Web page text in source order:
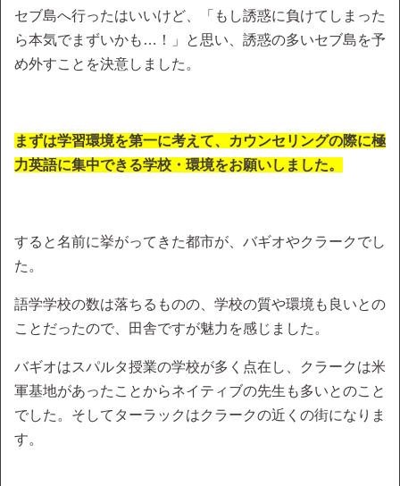
セブ島へ行ったはいいけど、「もし誘惑に負けてしまった
ら本気でまずいかも…！」と思い、誘惑の多いセブ島を予
め外すことを決意しました。
まずは学習環境を第一に考えて、カウンセリングの際に極
力英語に集中できる学校・環境をお願いしました。
すると名前に挙がってきた都市が、バギオやクラークでし
た。
語学学校の数は落ちるものの、学校の質や環境も良いとの
ことだったので、田舎ですが魅力を感じました。
バギオはスパルタ授業の学校が多く点在し、クラークは米
軍基地があったことからネイティブの先生も多いとのこと
でした。そしてターラックはクラークの近くの街になりま
す。